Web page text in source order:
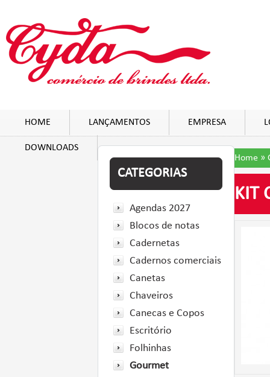
HOME LANÇAMENTOS EMPRESA
DOWNLOADS
CATEGORIAS
Agendas 2027
Blocos de notas
Cadernetas
Cadernos comerciais
Canetas
Chaveiros
Canecas e Copos
Escritório
Folhinhas
Gourmet
Home »
KIT